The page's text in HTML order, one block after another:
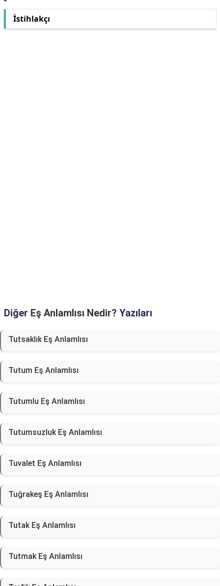
İstihlakçı
Diğer Eş Anlamlısı Nedir? Yazıları
Tutsaklık Eş Anlamlısı
Tutum Eş Anlamlısı
Tutumlu Eş Anlamlısı
Tutumsuzluk Eş Anlamlısı
Tuvalet Eş Anlamlısı
Tuğrakeş Eş Anlamlısı
Tutak Eş Anlamlısı
Tutmak Eş Anlamlısı